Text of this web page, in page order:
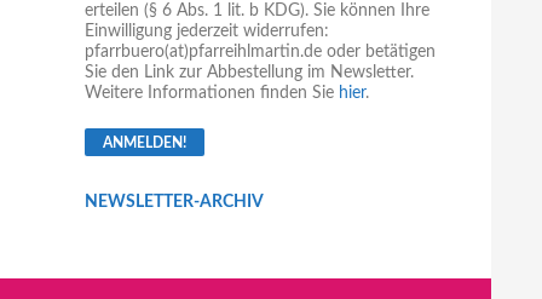
erteilen (§ 6 Abs. 1 lit. b KDG). Sie können Ihre
Einwilligung jederzeit widerrufen:
pfarrbuero(at)pfarreihlmartin.de oder betätigen
Sie den Link zur Abbestellung im Newsletter.
Weitere Informationen finden Sie hier.
NEWSLETTER-ARCHIV